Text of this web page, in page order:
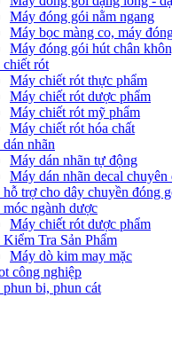
Máy đóng gói nằm ngang
Máy bọc màng co, máy
Máy đóng gói hút chân
rót
Máy chiết rót thực phẩm
Máy chiết rót dược phẩm
Máy chiết rót mỹ phẩm
Máy chiết rót hóa chất
nhãn
Máy dán nhãn tự động
Máy dán nhãn decal chuyên
trợ cho dây chuyền đóng
ngành dược
Máy chiết rót dược phẩm
Tra Sản Phẩm
Máy dò kim may mặc
công nghiệp
bi, phun cát